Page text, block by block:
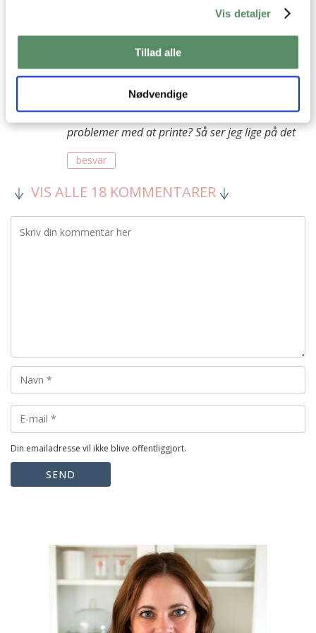
Vis detaljer
Tillad alle
Nødvendige
besvar
Ann-Christine:
30. august 2014 kl. 11:28
Tak for tippet :)
Kan du fortælle hvilke opskrifter det drejer om ift
problemer med at printe? Så ser jeg lige på det
besvar
VIS ALLE 18 KOMMENTARER
Din emailadresse vil ikke blive offentliggjort.
SEND